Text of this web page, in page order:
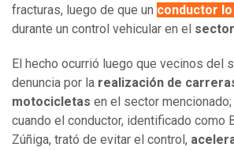
fracturas, luego de que un conductor
durante un control vehicular en el
El hecho ocurrió luego que vecinos del
denuncia por la realización de
motocicletas en el sector
cuando el conductor, identificado como
Zúñiga, trató de evitar el control,